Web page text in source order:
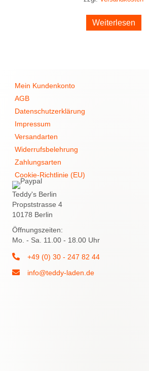
Weiterlesen
Mein Kundenkonto
AGB
Datenschutzerklärung
Impressum
Versandarten
Widerrufsbelehrung
Zahlungsarten
Cookie-Richtlinie (EU)
Teddy's Berlin
Propststrasse 4
10178 Berlin
Öffnungszeiten:
Mo. - Sa. 11.00 - 18.00 Uhr
+49 (0) 30 - 247 82 44
info@teddy-laden.de